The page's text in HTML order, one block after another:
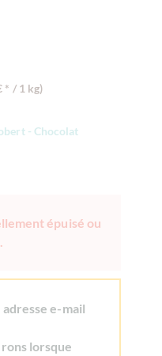
* / 1 kg)
- Chocolat
épuisé ou
e-mail
lorsque